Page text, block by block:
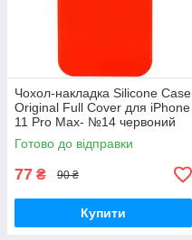
Чохол-накладка Silicone Case
Original Full Cover для iPhone
11 Pro Max- №14 червоний
Готово до відправки
77 ₴ 90 ₴
Купити